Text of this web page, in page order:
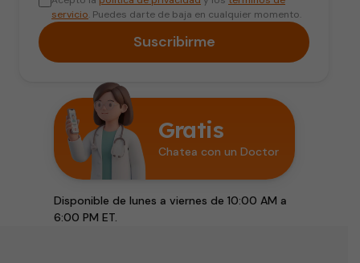
servicio. Puedes darte de baja en cualquier momento.
Suscribirme
Gratis
Chatea con un Doctor
Disponible de lunes a viernes de 10:00 AM a
6:00 PM ET.